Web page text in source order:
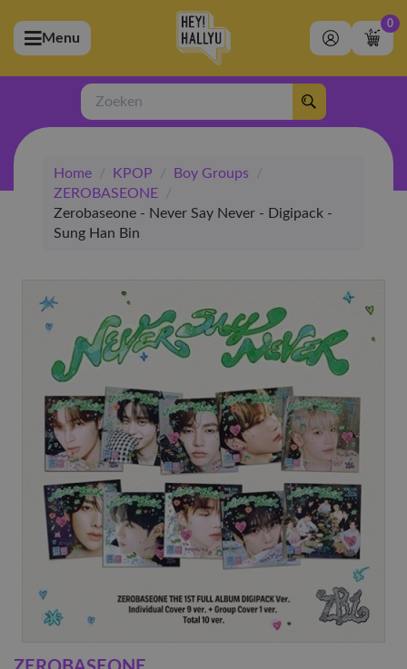
(Artiesten)
(Merchandise)
(Exclusive)
(Winkel)
Menu
0
Zoeken
Home / KPOP / Boy Groups
/
ZEROBASEONE
/
Zerobaseone - Never Say Never - Digipack -
Sung Han Bin